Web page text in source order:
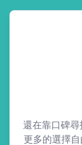
還在靠口碑
更多的選擇